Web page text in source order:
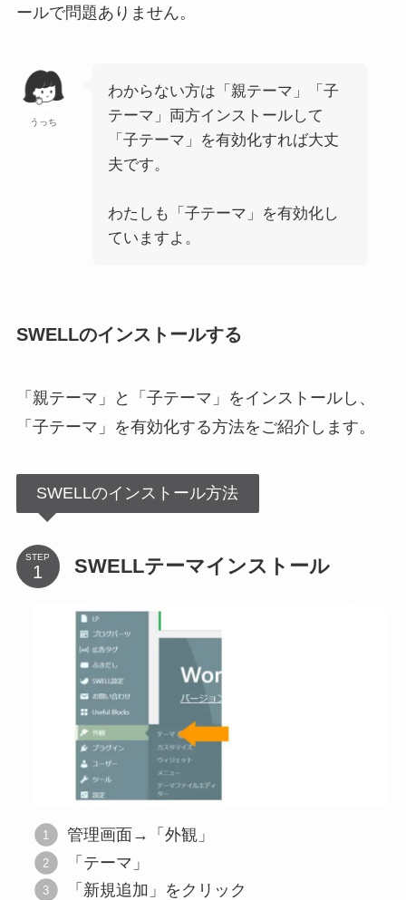
ールで問題ありません。
うっち
わからない方は「親テーマ」「子
テーマ」両方インストールして
「子テーマ」を有効化すれば大丈
夫です。
わたしも「子テーマ」を有効化し
ていますよ。
SWELLのインストールする
「親テーマ」と「子テーマ」をインストールし、
「子テーマ」を有効化する方法をご紹介します。
SWELLのインストール方法
STEP SWELLテーマインストール
管理画面→「外観」
「テーマ」
「新規追加」をクリック